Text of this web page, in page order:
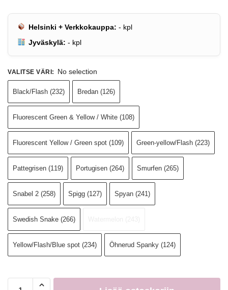
Helsinki + Verkkokauppa: - kpl
Jyväskylä: - kpl
VALITSE VÄRI: No selection
Black/Flash (232) Bredan (126)
Fluorescent Green & Yellow / White (108)
Fluorescent Yellow / Green spot (109) Green-yellow/Flash (223)
Pattegrisen (119) Portugisen (264) Smurfen (265)
Snabel 2 (258) Spigg (127) Spyan (241)
Swedish Snake (266)
Yellow/Flash/Blue spot (234) Öhnerud Spanky (124)